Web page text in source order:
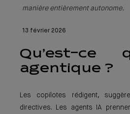
manière entièrement autonome.
13 février 2026
Qu’est-ce
agentique ?
Les copilotes rédigent,
directives. Les agents IA